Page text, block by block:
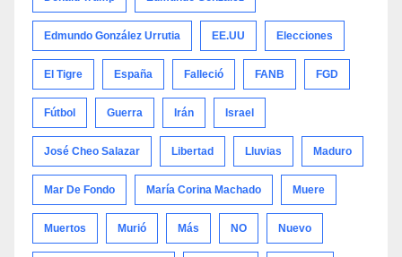
Edmundo González Urrutia EE.UU Elecciones
El Tigre España Falleció FANB FGD
Fútbol Guerra Irán Israel
José Cheo Salazar Libertad Lluvias Maduro
Mar De Fondo María Corina Machado Muere
Muertos Murió Más NO Nuevo